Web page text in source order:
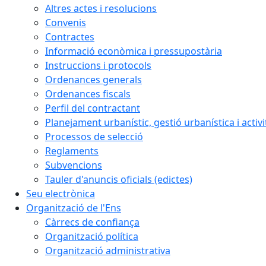
Altres actes i resolucions
Convenis
Contractes
Informació econòmica i pressupostària
Instruccions i protocols
Ordenances generals
Ordenances fiscals
Perfil del contractant
Planejament urbanístic, gestió urbanística i
Processos de selecció
Reglaments
Subvencions
Tauler d'anuncis oficials (edictes)
Seu electrònica
Organització de l'Ens
Càrrecs de confiança
Organització política
Organització administrativa